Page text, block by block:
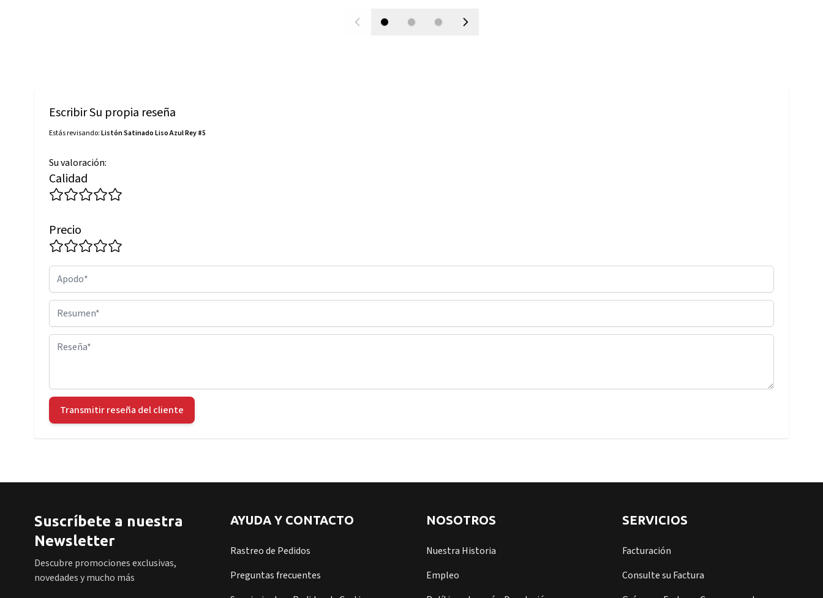
Escribir Su propia reseña
Estás revisando:Listón Satinado Liso Azul Rey #5
Su valoración:
Calidad
Precio
Apodo
Resumen
Reseña
Transmitir reseña del cliente
Suscríbete a nuestra
Newsletter
Descubre promociones exclusivas,
novedades y mucho más
AYUDA Y CONTACTO
Rastreo de Pedidos
Preguntas frecuentes
NOSOTROS
Nuestra Historia
Empleo
SERVICIOS
Facturación
Consulte su Factura